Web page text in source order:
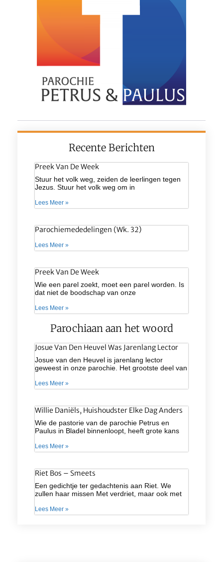
Recente Berichten
Preek Van De Week
Stuur het volk weg, zeiden de leerlingen tegen
Jezus. Stuur het volk weg om in
Lees Meer »
Parochiemededelingen (wk. 32)
Lees Meer »
Preek Van De Week
Wie een parel zoekt, moet een parel worden. Is
dat niet de boodschap van onze
Lees Meer »
Parochiaan aan het woord
Josue Van Den Heuvel Was Jarenlang Lector
Josue van den Heuvel is jarenlang lector
geweest in onze parochie. Het grootste deel van
Lees Meer »
Willie Daniëls, Huishoudster Elke Dag Anders
Wie de pastorie van de parochie Petrus en
Paulus in Bladel binnenloopt, heeft grote kans
Lees Meer »
Riet Bos – Smeets
Een gedichtje ter gedachtenis aan Riet. We
zullen haar missen Met verdriet, maar ook met
Lees Meer »